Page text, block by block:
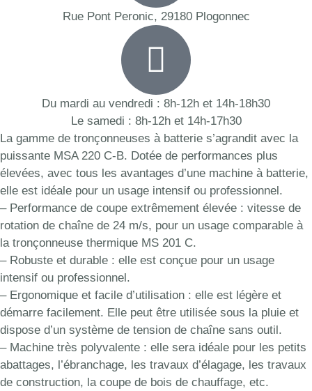
Rue Pont Peronic, 29180 Plogonnec
Du mardi au vendredi : 8h-12h et 14h-18h30
Le samedi : 8h-12h et 14h-17h30
La gamme de tronçonneuses à batterie s’agrandit avec la
puissante MSA 220 C-B. Dotée de performances plus
élevées, avec tous les avantages d’une machine à batterie,
elle est idéale pour un usage intensif ou professionnel.
– Performance de coupe extrêmement élevée : vitesse de
rotation de chaîne de 24 m/s, pour un usage comparable à
la tronçonneuse thermique MS 201 C.
– Robuste et durable : elle est conçue pour un usage
intensif ou professionnel.
– Ergonomique et facile d’utilisation : elle est légère et
démarre facilement. Elle peut être utilisée sous la pluie et
dispose d’un système de tension de chaîne sans outil.
– Machine très polyvalente : elle sera idéale pour les petits
abattages, l’ébranchage, les travaux d’élagage, les travaux
de construction, la coupe de bois de chauffage, etc.